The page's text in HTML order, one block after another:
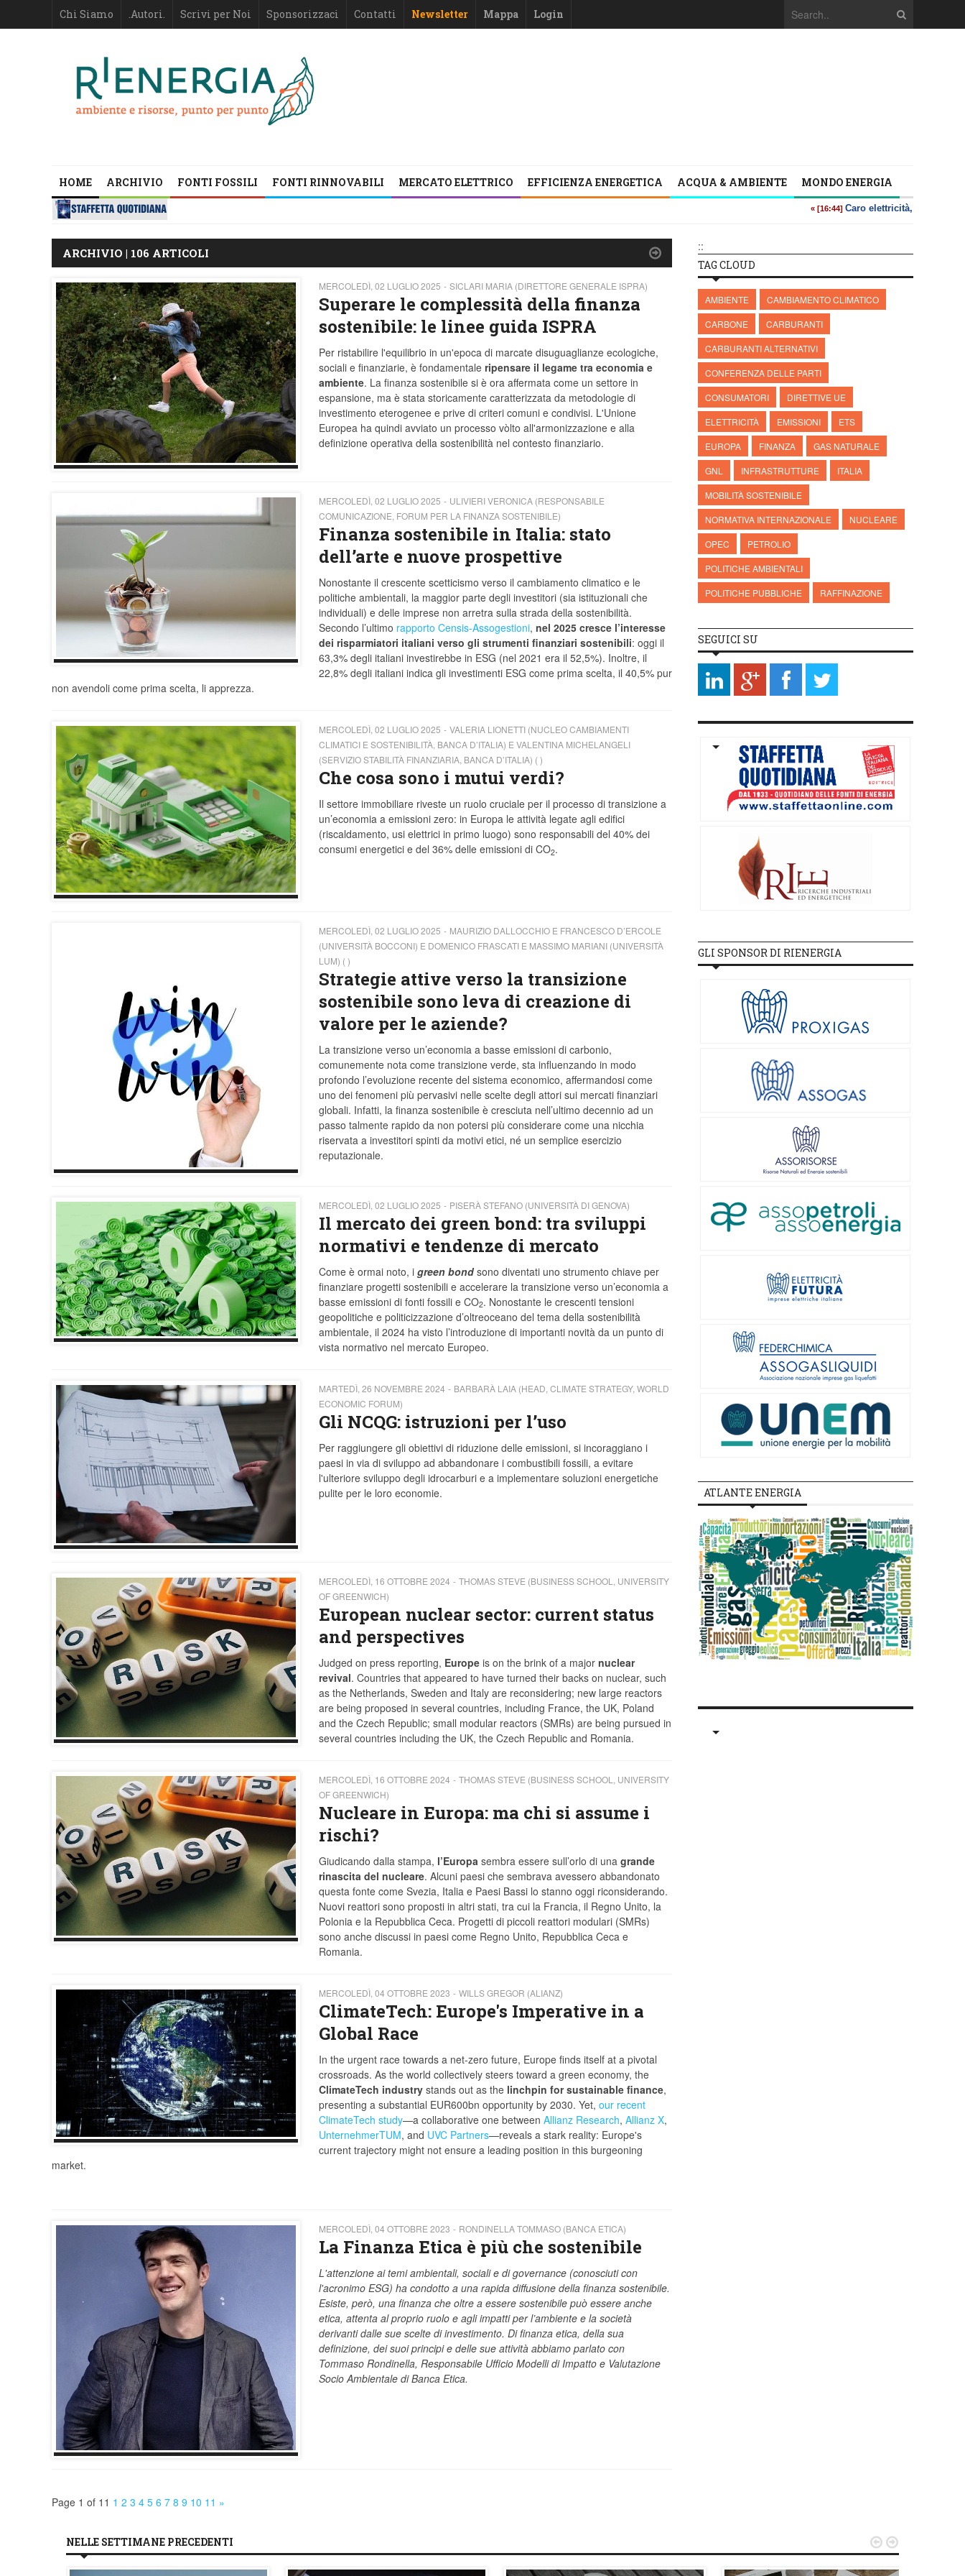
Chi Siamo .Autori. Scrivi per Noi Sponsorizzaci Contatti Newsletter Mappa Login
HOME ARCHIVIO FONTI FOSSILI FONTI RINNOVABILI MERCATO ELETTRICO EFFICIENZA ENERGETICA ACQUA & AMBIENTE MONDO ENERGIA
::
ARCHIVIO | 106 ARTICOLI
MERCOLEDÌ, 02 LUGLIO 2025 SICLARI MARIA (DIRETTORE GENERALE ISPRA)
Superare le complessità della finanza
sostenibile: le linee guida ISPRA
Per ristabilire l'equilibrio in un'epoca di marcate disuguaglianze ecologiche,
sociali e finanziarie, è fondamentale ripensare il legame tra economia e
ambiente. La finanza sostenibile si è ora affermata come un settore in
espansione, ma è stata storicamente caratterizzata da metodologie di
investimento eterogenee e prive di criteri comuni e condivisi. L'Unione
Europea ha quindi avviato un processo vòlto all'armonizzazione e alla
definizione operativa della sostenibilità nel contesto finanziario.
MERCOLEDÌ, 02 LUGLIO 2025
ULIVIERI VERONICA (RESPONSABILE
COMUNICAZIONE, FORUM PER LA FINANZA SOSTENIBILE)
Finanza sostenibile in Italia: stato
dell’arte e nuove prospettive
Nonostante il crescente scetticismo verso il cambiamento climatico e le
politiche ambientali, la maggior parte degli investitori (sia istituzionali che
individuali) e delle imprese non arretra sulla strada della sostenibilità.
Secondo l’ultimo rapporto Censis-Assogestioni, nel 2025 cresce l’interesse
dei risparmiatori italiani verso gli strumenti finanziari sostenibili: oggi il
63,3% degli italiani investirebbe in ESG (nel 2021 era il 52,5%). Inoltre, il
22,8% degli italiani indica gli investimenti ESG come prima scelta, il 40,5% pur
non avendoli come prima scelta, li apprezza.
MERCOLEDÌ, 02 LUGLIO 2025
VALERIA LIONETTI (NUCLEO CAMBIAMENTI
CLIMATICI E SOSTENIBILITÀ, BANCA D’ITALIA) E VALENTINA MICHELANGELI
(SERVIZIO STABILITÀ FINANZIARIA, BANCA D’ITALIA) ( )
Che cosa sono i mutui verdi?
Il settore immobiliare riveste un ruolo cruciale per il processo di transizione a
un’economia a emissioni zero: in Europa le attività legate agli edifici
(riscaldamento, usi elettrici in primo luogo) sono responsabili del 40% dei
consumi energetici e del 36% delle emissioni di CO2.
MERCOLEDÌ, 02 LUGLIO 2025
MAURIZIO DALLOCCHIO E FRANCESCO D’ERCOLE
(UNIVERSITÀ BOCCONI) E DOMENICO FRASCATI E MASSIMO MARIANI (UNIVERSITÀ
LUM) ( )
Strategie attive verso la transizione
sostenibile sono leva di creazione di
valore per le aziende?
La transizione verso un’economia a basse emissioni di carbonio,
comunemente nota come transizione verde, sta influenzando in modo
profondo l’evoluzione recente del sistema economico, affermandosi come
uno dei fenomeni più pervasivi nelle scelte degli attori sui mercati finanziari
globali. Infatti, la finanza sostenibile è cresciuta nell’ultimo decennio ad un
passo talmente rapido da non potersi più considerare come una nicchia
riservata a investitori spinti da motivi etici, né un semplice esercizio
reputazionale.
MERCOLEDÌ, 02 LUGLIO 2025 PISERÀ STEFANO (UNIVERSITÀ DI GENOVA)
Il mercato dei green bond: tra sviluppi
normativi e tendenze di mercato
Come è ormai noto, i green bondsono diventati uno strumento chiave per
finanziare progetti sostenibili e accelerare la transizione verso un’economia a
basse emissioni di fonti fossili e CO2. Nonostante le crescenti tensioni
geopolitiche e politicizzazione d’oltreoceano del tema della sostenibilità
ambientale, il 2024 ha visto l’introduzione di importanti novità da un punto di
vista normativo nel mercato Europeo.
MARTEDÌ, 26 NOVEMBRE 2024
BARBARÀ LAIA (HEAD, CLIMATE STRATEGY, WORLD
ECONOMIC FORUM)
Gli NCQG: istruzioni per l’uso
Per raggiungere gli obiettivi di riduzione delle emissioni, si incoraggiano i
paesi in via di sviluppo ad abbandonare i combustibili fossili, a evitare
l'ulteriore sviluppo degli idrocarburi e a implementare soluzioni energetiche
pulite per le loro economie.
MERCOLEDÌ, 16 OTTOBRE 2024
THOMAS STEVE (BUSINESS SCHOOL, UNIVERSITY
OF GREENWICH)
European nuclear sector: current status
and perspectives
Judged on press reporting, Europeis on the brink of a major nuclear
revival. Countries that appeared to have turned their backs on nuclear, such
as the Netherlands, Sweden and Italy are reconsidering; new large reactors
are being proposed in several countries, including France, the UK, Poland
and the Czech Republic; small modular reactors (SMRs) are being pursued in
several countries including the UK, the Czech Republic and Romania.
MERCOLEDÌ, 16 OTTOBRE 2024
THOMAS STEVE (BUSINESS SCHOOL, UNIVERSITY
OF GREENWICH)
Nucleare in Europa: ma chi si assume i
rischi?
Giudicando dalla stampa, l’Europa sembra essere sull’orlo di una grande
rinascita del nucleare. Alcuni paesi che sembrava avessero abbandonato
questa fonte come Svezia, Italia e Paesi Bassi lo stanno oggi riconsiderando.
Nuovi reattori sono proposti in altri stati, tra cui la Francia, il Regno Unito, la
Polonia e la Repubblica Ceca. Progetti di piccoli reattori modulari (SMRs)
sono anche discussi in paesi come Regno Unito, Repubblica Ceca e
Romania.
MERCOLEDÌ, 04 OTTOBRE 2023 WILLS GREGOR (ALIANZ)
ClimateTech: Europe's Imperative in a
Global Race
In the urgent race towards a net-zero future, Europe finds itself at a pivotal
crossroads. As the world collectively steers toward a green economy, the
ClimateTech industrystands out as the linchpin for sustainable finance,
presenting a substantial EUR600bn opportunity by 2030. Yet, our recent
ClimateTech study—a collaborative one between Allianz Research, Allianz X,
UnternehmerTUM, and UVC Partners—reveals a stark reality: Europe's
current trajectory might not ensure a leading position in this burgeoning
market.
MERCOLEDÌ, 04 OTTOBRE 2023 RONDINELLA TOMMASO (BANCA ETICA)
La Finanza Etica è più che sostenibile
L'attenzione ai temi ambientali, sociali e di governance (conosciuti con
l'acronimo ESG) ha condotto a una rapida diffusione della finanza sostenibile.
Esiste, però, una finanza che oltre a essere sostenibile può essere anche
etica, attenta al proprio ruolo e agli impatti per l’ambiente e la società
derivanti dalle sue scelte di investimento. Di finanza etica, della sua
definizione, dei suoi principi e delle sue attività abbiamo parlato con
Tommaso Rondinella, Responsabile Ufficio Modelli di Impatto e Valutazione
Socio Ambientale di Banca Etica.
Page 1 of 11 1 2 3 4 5 6 7 8 9 10 11 »
TAG CLOUD
AMBIENTE
CAMBIAMENTO CLIMATICO
CARBONE
CARBURANTI
CARBURANTI ALTERNATIVI
CONFERENZA DELLE PARTI
CONSUMATORI
DIRETTIVE UE
ELETTRICITÀ
EMISSIONI
ETS
EUROPA
FINANZA
GAS NATURALE
GNL
INFRASTRUTTURE
ITALIA
MOBILITÀ SOSTENIBILE
NORMATIVA INTERNAZIONALE
NUCLEARE
OPEC
PETROLIO
POLITICHE AMBIENTALI
POLITICHE PUBBLICHE
RAFFINAZIONE
SEGUICI SU
GLI SPONSOR DI RIENERGIA
ATLANTE ENERGIA
NELLE SETTIMANE PRECEDENTI  